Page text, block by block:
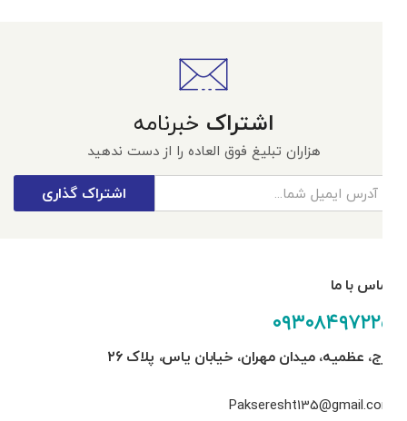
اشتراکخبرنامه
هزاران تبلیغ فوق العاده را از دست ندهید
اشتراک گذاری
تماس با ما
۰۹۳۰۸۴۹۷۲۲۵
کرج، عظمیه، میدان مهران، خیابان یاس، پلاک ۲۶
Pakseresht135@gmail.com